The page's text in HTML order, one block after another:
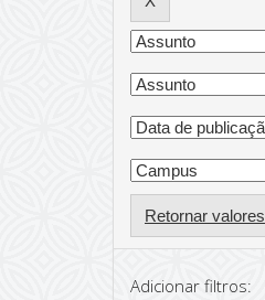
Retornar valores
Adicionar filtros: